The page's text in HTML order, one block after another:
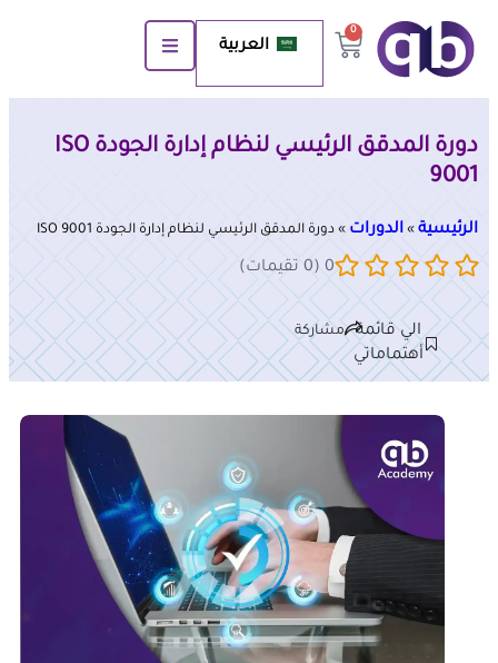
0
العربية
دورة المدقق الرئيسي لنظام إدارة الجودة ISO
9001
الرئيسية » الدورات » دورة المدقق الرئيسي لنظام إدارة الجودة ISO 9001
0 (0 تقيمات)
الي قائمة
أهتماماتي
مشاركة